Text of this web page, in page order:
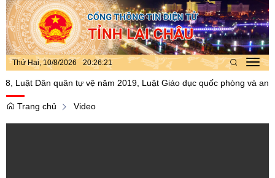
Thứ Hai, 10/8/2026 20:26:22
Dân quân tự vệ năm 2019, Luật Giáo dục quốc phòng và an
Trang chủ Video